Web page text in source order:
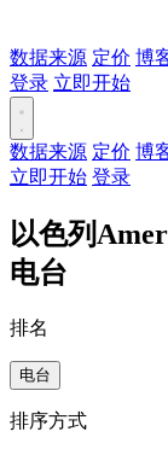
数据来源 定价 博
登录 立即开始
数据来源 定价 博
立即开始 登录
以色列
电台
排名
电台
排序方式